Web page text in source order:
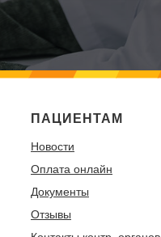
ПАЦИЕНТАМ
Новости
Оплата онлайн
Документы
Отзывы